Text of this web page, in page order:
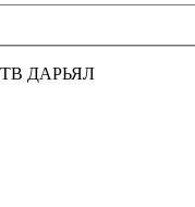
ТВ ДАРЬЯЛ